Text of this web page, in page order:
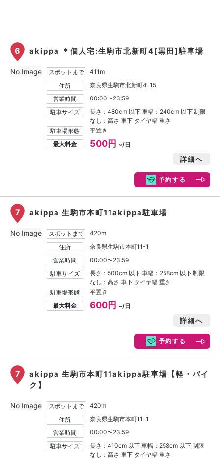
6 akippa ＊個人宅:生駒市北新町4[黒田]駐車場
スポットまで
411m
住所
奈良県生駒市北新町4-15
営業時間
00:00〜23:59
駐車サイズ
長さ：480cm 以下 車幅：240cm 以下 制限
なし：高さ 車下 タイヤ幅 重さ
駐車場形態
平置き
最大料金
500円 ~/日
詳細へ
予約する
No Image
7 akippa 生駒市本町11akippa駐車場
スポットまで
420m
住所
奈良県生駒市本町11-1
営業時間
00:00〜23:59
駐車サイズ
長さ：500cm 以下 車幅：258cm 以下 制限
なし：高さ 車下 タイヤ幅 重さ
駐車場形態
平置き
最大料金
600円 ~/日
詳細へ
予約する
No Image
7
akippa 生駒市本町11akippa駐車場【軽・バイ
ク】
スポットまで
420m
住所
奈良県生駒市本町11-1
営業時間
00:00〜23:59
駐車サイズ
長さ：410cm 以下 車幅：258cm 以下 制限
なし：高さ 車下 タイヤ幅 重さ
No Image